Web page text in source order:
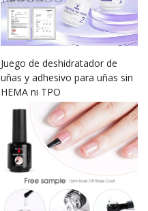
Juego de deshidratador de
uñas y adhesivo para uñas sin
HEMA ni TPO